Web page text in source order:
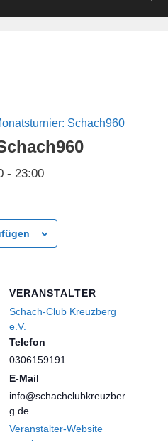
Schach960
- 23:00
VERANSTALTER
Schach-Club Kreuzberg
e.V.
Telefon
0306159191
E-Mail
info@schachclubkreuzber
g.de
Veranstalter-Website